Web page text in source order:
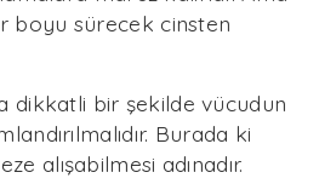
boyu sürecek cinsten
dikkatli bir şekilde vücudun
Burada ki
alışabilmesi adınadır.